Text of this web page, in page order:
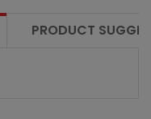
PRODUCT